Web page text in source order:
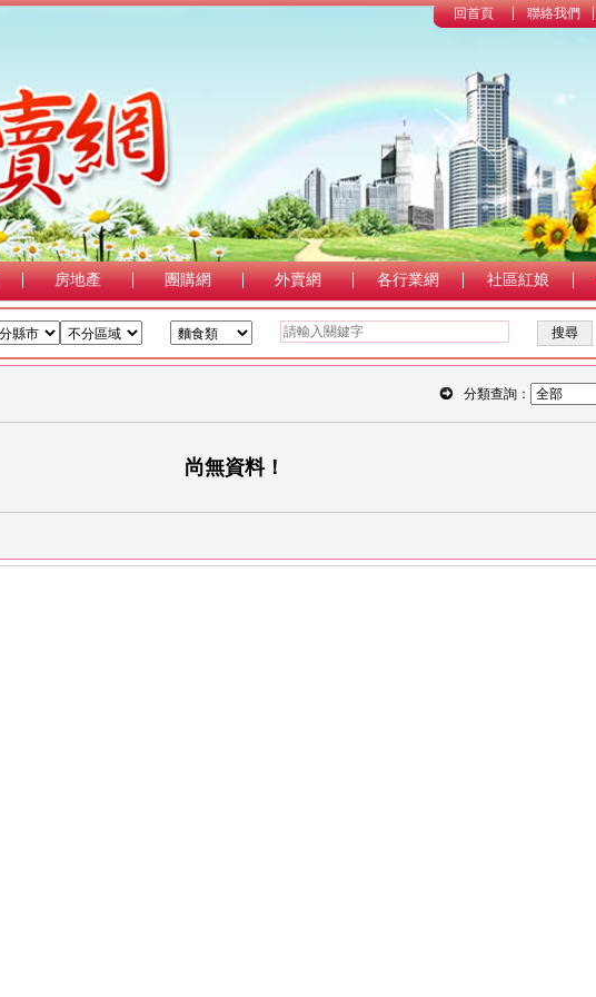
回首頁 聯絡我們
房地產 團購網 外賣網 各行業網 社區紅娘
分類查詢：
尚無資料！